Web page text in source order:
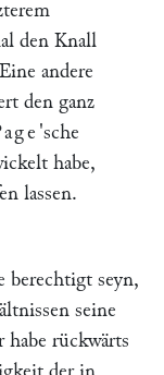
den Knall
andere
den ganz
'sche
habe,
lassen.
berechtigt seyn,
seine
rückwärts